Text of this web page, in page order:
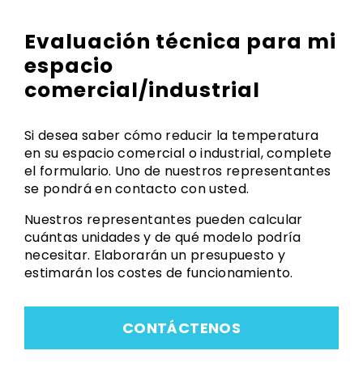
Evaluación técnica para mi
espacio
comercial/industrial
Si desea saber cómo reducir la temperatura
en su espacio comercial o industrial, complete
el formulario. Uno de nuestros representantes
se pondrá en contacto con usted.
Nuestros representantes pueden calcular
cuántas unidades y de qué modelo podría
necesitar. Elaborarán un presupuesto y
estimarán los costes de funcionamiento.
CONTÁCTENOS